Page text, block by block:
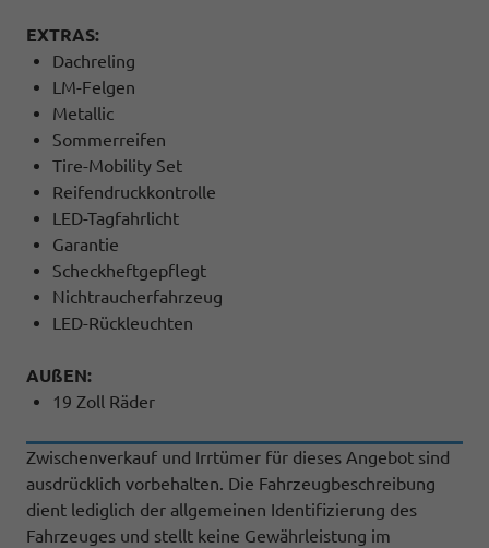
EXTRAS:
Dachreling
LM-Felgen
Metallic
Sommerreifen
Tire-Mobility Set
Reifendruckkontrolle
LED-Tagfahrlicht
Garantie
Scheckheftgepflegt
Nichtraucherfahrzeug
LED-Rückleuchten
AUßEN:
19 Zoll Räder
Zwischenverkauf und Irrtümer für dieses Angebot sind
ausdrücklich vorbehalten. Die Fahrzeugbeschreibung
dient lediglich der allgemeinen Identifizierung des
Fahrzeuges und stellt keine Gewährleistung im